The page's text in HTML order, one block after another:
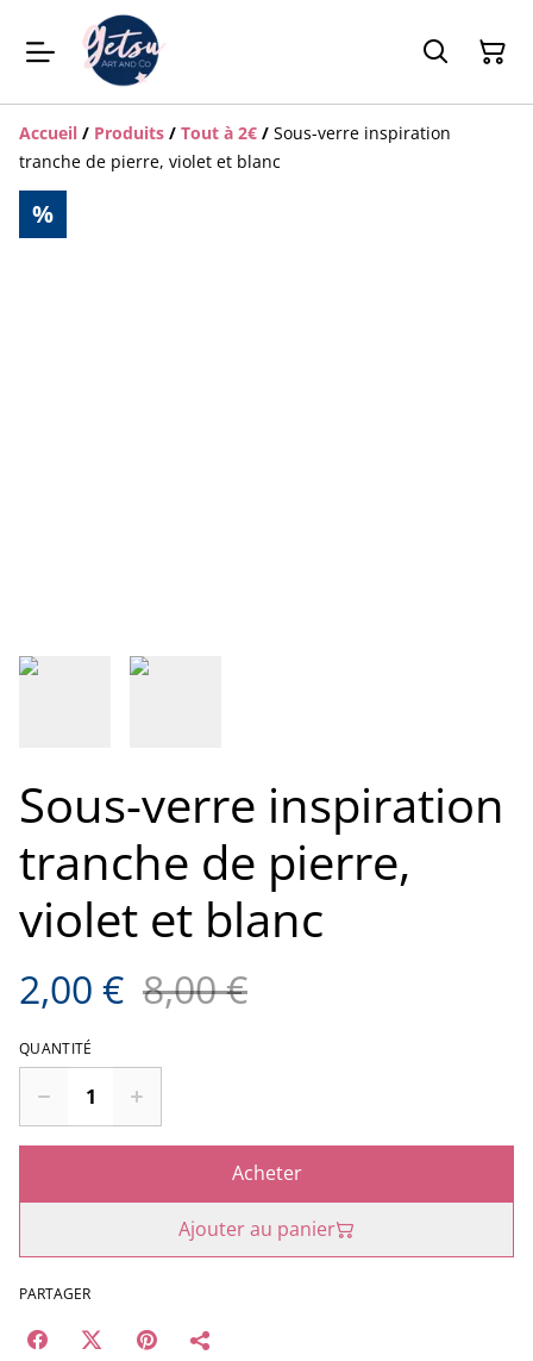
Accueil / Produits / Tout à 2€ / Sous-verre inspiration
tranche de pierre, violet et blanc
%
Sous-verre inspiration
tranche de pierre,
violet et blanc
2,00 € 8,00 €
QUANTITÉ
Acheter
Ajouter au panier
PARTAGER